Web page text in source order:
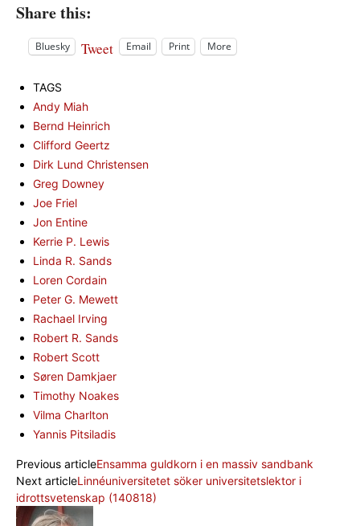
Share this:
Bluesky Tweet Email Print More
TAGS
Andy Miah
Bernd Heinrich
Clifford Geertz
Dirk Lund Christensen
Greg Downey
Joe Friel
Jon Entine
Kerrie P. Lewis
Linda R. Sands
Loren Cordain
Peter G. Mewett
Rachael Irving
Robert R. Sands
Robert Scott
Søren Damkjaer
Timothy Noakes
Vilma Charlton
Yannis Pitsiladis
Previous articleEnsamma guldkorn i en massiv sandbank
Next articleLinnéuniversitetet söker universitetslektor i
idrottsvetenskap (140818)